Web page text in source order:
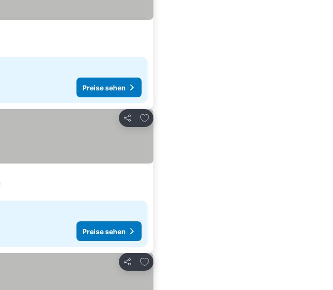
Preise sehen
Teilen
Zu Favoriten hinzufügen
Preise sehen
Teilen
Zu Favoriten hinzufügen